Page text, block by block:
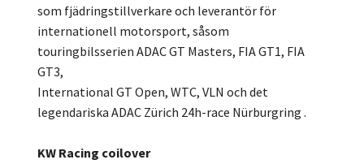
som fjädringstillverkare och leverantör för
internationell motorsport, såsom
touringbilsserien ADAC GT Masters, FIA GT1, FIA
GT3,
International GT Open, WTC, VLN och det
legendariska ADAC Zürich 24h-race Nürburgring .
KW Racing coilover